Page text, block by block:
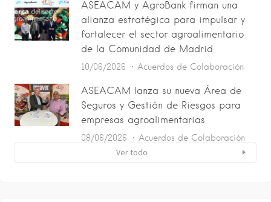
ASEACAM y AgroBank firman una
alianza estratégica para impulsar y
fortalecer el sector agroalimentario
de la Comunidad de Madrid
10/06/2026 Acuerdos de Colaboración
ASEACAM lanza su nueva Área de
Seguros y Gestión de Riesgos para
empresas agroalimentarias
08/06/2026 Acuerdos de Colaboración
Ver todo